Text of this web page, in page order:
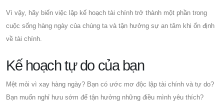
Vì vậy, hãy biến việc lập kế hoạch tài chính trở thành một phần trong
cuộc sống hàng ngày của chúng ta và tận hưởng sự an tâm khi ổn định
về tài chính.
Kế hoạch tự do của bạn
Mệt mỏi vì xay hàng ngày? Bạn có ước mơ độc lập tài chính và tự do?
Bạn muốn nghỉ hưu sớm để tận hưởng những điều mình yêu thích?